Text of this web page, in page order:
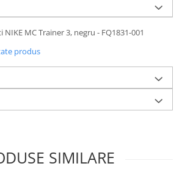
MC Trainer 3, negru - FQ1831-001
produs
SIMILARE